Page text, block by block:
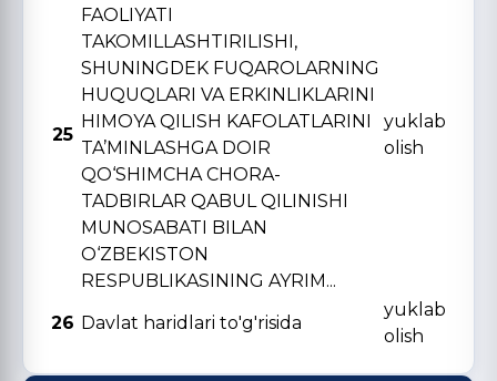
25
FAOLIYATI
TAKOMILLASHTIRILISHI,
SHUNINGDЕK FUQAROLARNING
HUQUQLARI VA ERKINLIKLARINI
HIMOYA QILISH KAFOLATLARINI
TA’MINLASHGA DOIR
QO‘SHIMCHA CHORA-
TADBIRLAR QABUL QILINISHI
MUNOSABATI BILAN
O‘ZBЕKISTON
RЕSPUBLIKASINING AYRIM...
yuklab
olish
26 Davlat haridlari to'g'risida
yuklab
olish